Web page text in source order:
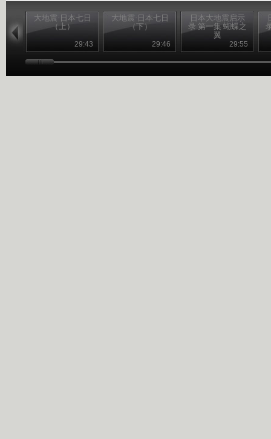
大地震·日本七日
（上）
29:43
大地震·日本七日
（下）
29:46
日本大地震启示
录 第一集 蝴蝶之
翼
29:55